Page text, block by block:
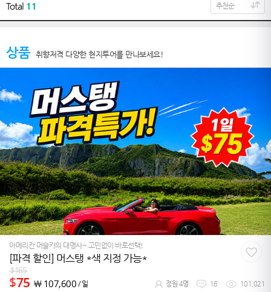
Total 11
상품 취향저격 다양한 현지투어를 만나보세요!
아메리칸 머슬카의 대명사~ 고민없이 바로선택!
[파격 할인] 머스탱 *색 지정 가능*
$165
$75 ￦ 107,600 / 일 정원 4명 16 101,021